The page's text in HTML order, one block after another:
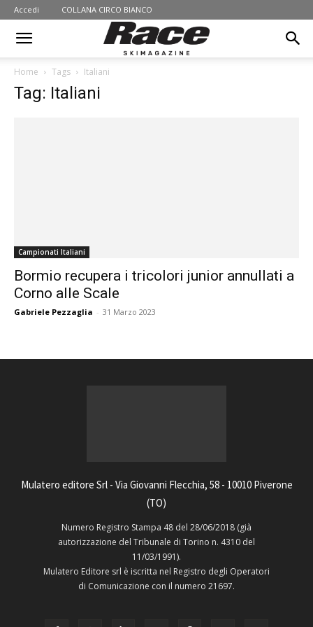
Accedi COLLANA CIRCO BIANCO
Home Tags Italiani
Tag: Italiani
Campionati Italiani
Bormio recupera i tricolori junior annullati a
Corno alle Scale
Gabriele Pezzaglia - 31 Marzo 2023
Mulatero editore Srl - Via Giovanni Flecchia, 58 - 10010 Piverone
(TO)
Numero Registro Stampa 48 del 28/06/2018 (già
autorizzazione del Tribunale di Torino n. 4310 del
11/03/1991).
Mulatero Editore srl è iscritta nel Registro degli Operatori
di Comunicazione con il numero 21697.